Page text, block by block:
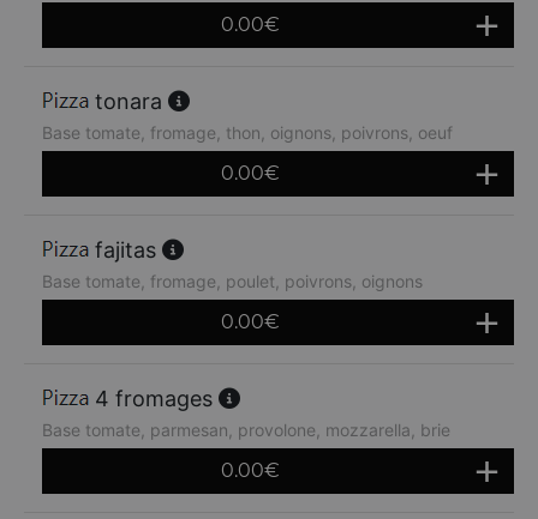
0.00€
tonara
Base tomate, fromage, thon, oignons, poivrons, oeuf
0.00€
fajitas
Base tomate, fromage, poulet, poivrons, oignons
0.00€
4 fromages
Base tomate, parmesan, provolone, mozzarella, brie
0.00€